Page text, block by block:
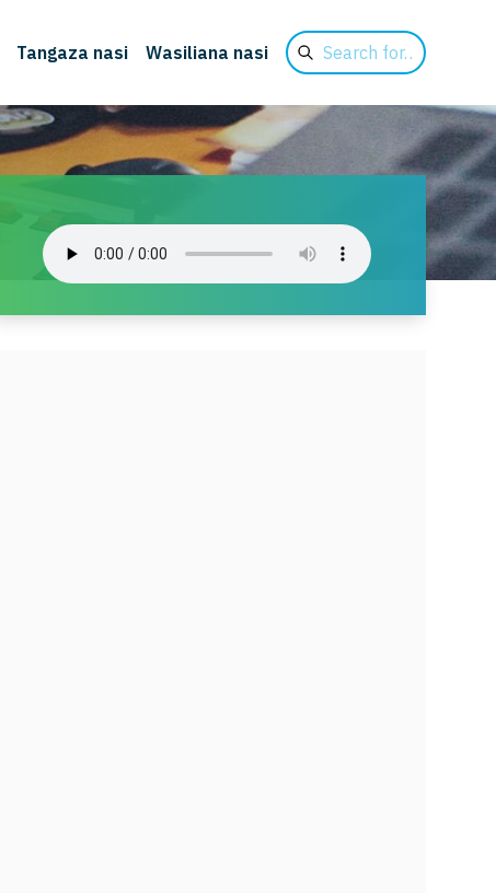
Tangaza nasi Wasiliana nasi
Search
for